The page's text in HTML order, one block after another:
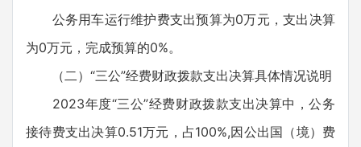
公务用车运行维护费支出预算为0万元，支出决算
为0万元，完成预算的0%。
（二）“三公”经费财政拨款支出决算具体情况说明
2023年度“三公”经费财政拨款支出决算中，公务
接待费支出决算0.51万元，占100%,因公出国（境）费